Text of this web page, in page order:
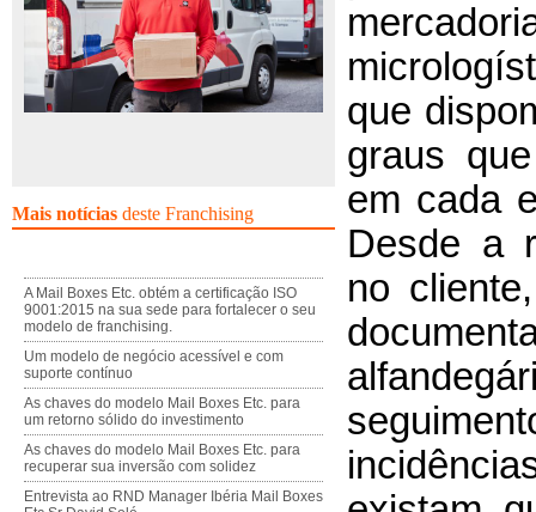
Mais notícias deste Franchising
A Mail Boxes Etc. obtém a certificação ISO
9001:2015 na sua sede para fortalecer o seu
modelo de franchising.
Um modelo de negócio acessível e com
suporte contínuo
As chaves do modelo Mail Boxes Etc. para
um retorno sólido do investimento
As chaves do modelo Mail Boxes Etc. para
recuperar sua inversão com solidez
Entrevista ao RND Manager Ibéria Mail Boxes
que
graus
em cada
Desde a
no